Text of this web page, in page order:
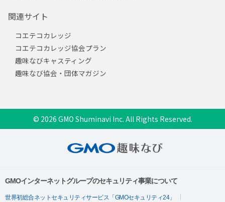
関連サイト
コエテコカレッジ
コエテコカレッジ協会プラン
趣味なびキャスティング
趣味なび協会・団体マガジン
© 2026 GMO Shuminavi Inc. All Rights Reserved.